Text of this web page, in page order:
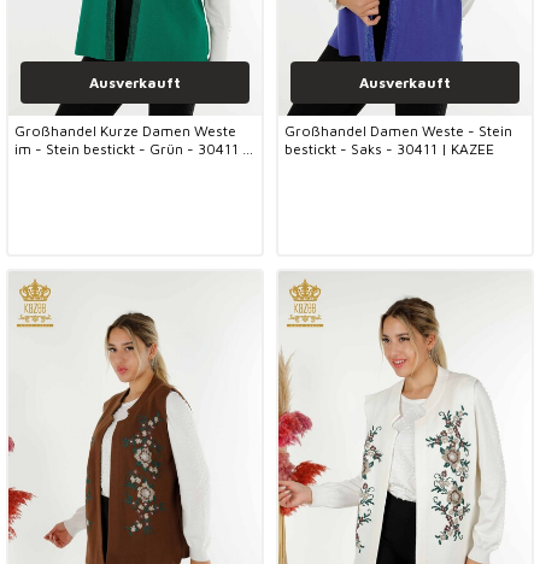
Ausverkauft
Großhandel Kurze Damen Weste
im - Stein bestickt - Grün - 30411 |
Ausverkauft
Großhandel Damen Weste - Stein
bestickt - Saks - 30411 | KAZEE